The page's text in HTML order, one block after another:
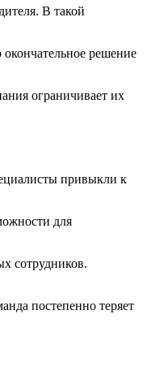
В такой
решение
ограничивает их
привыкли к
для
сотрудников.
постепенно теряет